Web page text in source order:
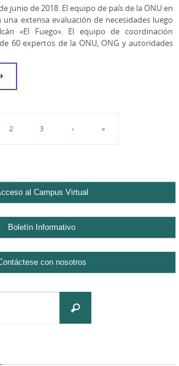
junio de 2018. El equipo de país de la ONU en
extensa evaluación de necesidades luego
«El Fuego». El equipo de coordinación
60 expertos de la ONU, ONG y autoridades
2 3 › »
Buscar